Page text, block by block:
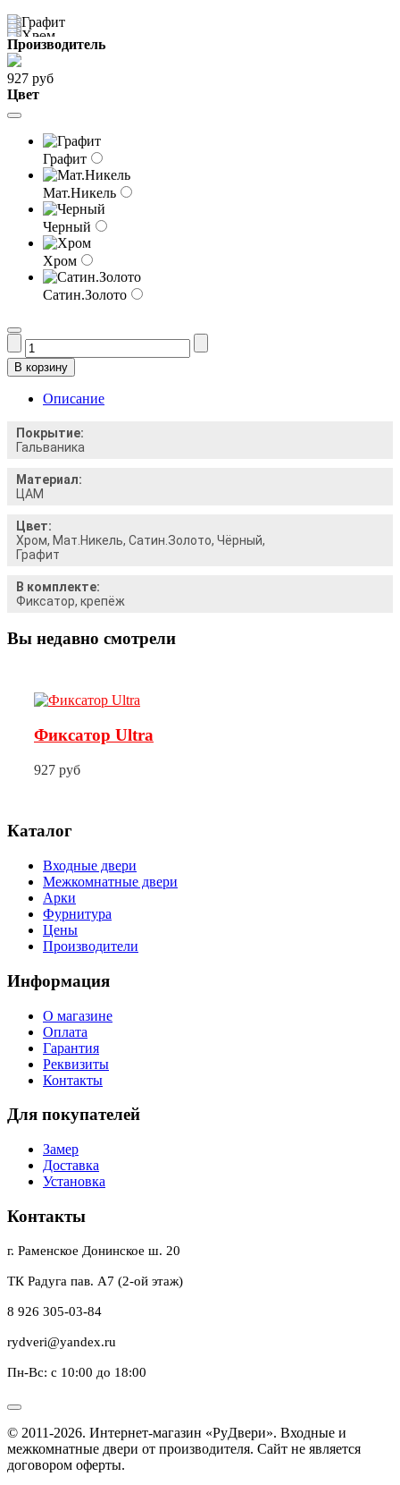
Производитель
927 руб
Цвет
Графит
Мат.Никель
Черный
Хром
Сатин.Золото
Описание
Покрытие:
Гальваника
Материал:
ЦАМ
Цвет:
Хром, Мат.Никель, Сатин.Золото, Чёрный,
Графит
В комплекте:
Фиксатор, крепёж
Вы недавно смотрели
Фиксатор Ultra
927 руб
Каталог
Входные двери
Межкомнатные двери
Арки
Фурнитура
Цены
Производители
Информация
О магазине
Оплата
Гарантия
Реквизиты
Контакты
Для покупателей
Замер
Доставка
Установка
Контакты
г. Раменское Донинское ш. 20
ТК Радуга пав. А7 (2-ой этаж)
8 926 305-03-84
rydveri@yandex.ru
Пн-Вс: с 10:00 до 18:00
© 2011-2026. Интернет-магазин «РуДвери». Входные и
межкомнатные двери от производителя. Сайт не является
договором оферты.